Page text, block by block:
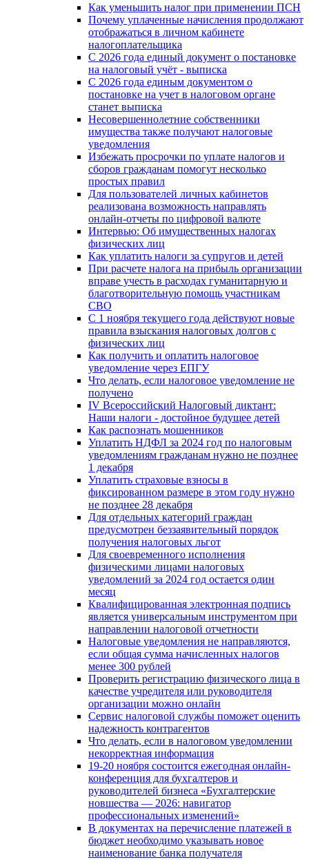
Как уменьшить налог при применении ПСН
Почему уплаченные начисления продолжают
отображаться в личном кабинете
налогоплательщика
С 2026 года единый документ о постановке
на налоговый учёт - выписка
С 2026 года единым документом о
постановке на учет в налоговом органе
станет выписка
Несовершеннолетние собственники
имущества также получают налоговые
уведомления
Избежать просрочки по уплате налогов и
сборов гражданам помогут несколько
простых правил
Для пользователей личных кабинетов
реализована возможность направлять
онлайн-отчеты по цифровой валюте
Интервью: Об имущественных налогах
физических лиц
Как уплатить налоги за супругов и детей
При расчете налога на прибыль организации
вправе учесть в расходах гуманитарную и
благотворительную помощь участникам
СВО
С 1 ноября текущего года действуют новые
правила взыскания налоговых долгов с
физических лиц
Как получить и оплатить налоговое
уведомление через ЕПГУ
Что делать, если налоговое уведомление не
получено
IV Всероссийский Налоговый диктант:
Наши налоги - достойное будущее детей
Как распознать мошенников
Уплатить НДФЛ за 2024 год по налоговым
уведомлениям гражданам нужно не позднее
1 декабря
Уплатить страховые взносы в
фиксированном размере в этом году нужно
не позднее 28 декабря
Для отдельных категорий граждан
предусмотрен беззаявительный порядок
получения налоговых льгот
Для своевременного исполнения
физическими лицами налоговых
уведомлений за 2024 год остается один
месяц
Квалифицированная электронная подпись
является универсальным инструментом при
направлении налоговой отчетности
Налоговые уведомления не направляются,
если общая сумма начисленных налогов
менее 300 рублей
Проверить регистрацию физического лица в
качестве учредителя или руководителя
организации можно онлайн
Сервис налоговой службы поможет оценить
надежность контрагентов
Что делать, если в налоговом уведомлении
некорректная информация
19-20 ноября состоится ежегодная онлайн-
конференция для бухгалтеров и
руководителей бизнеса «Бухгалтерские
новшества — 2026: навигатор
профессиональных изменений»
В документах на перечисление платежей в
бюджет необходимо указывать новое
наименование банка получателя